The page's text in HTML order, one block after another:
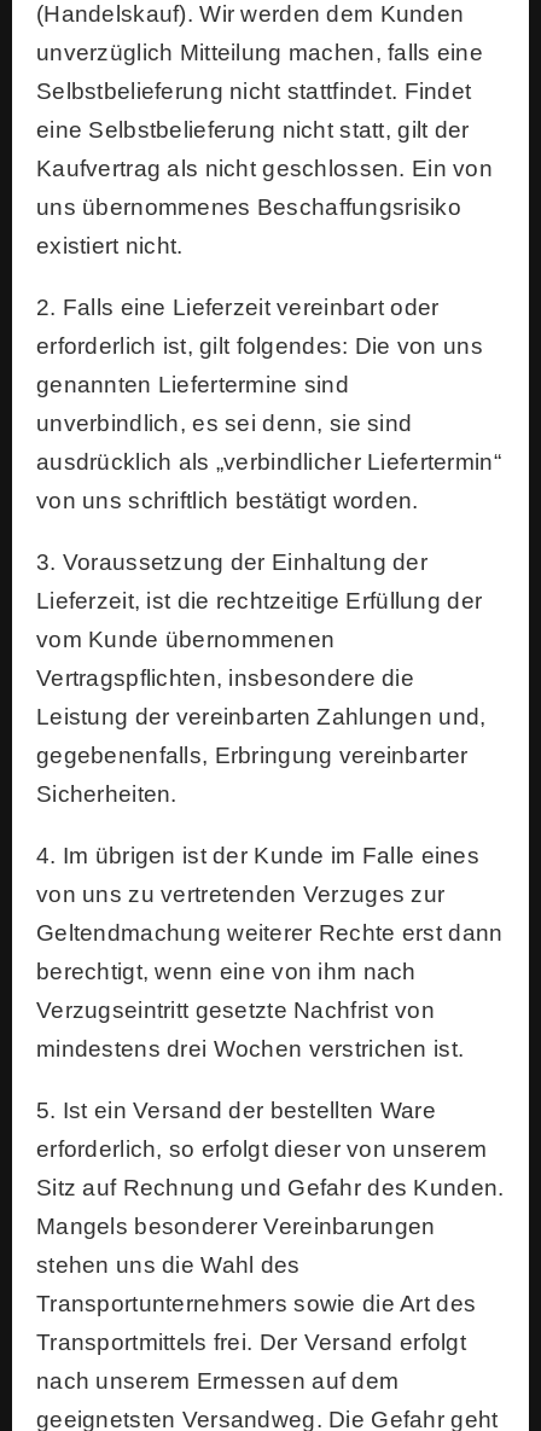
(Handelskauf). Wir werden dem Kunden
unverzüglich Mitteilung machen, falls eine
Selbstbelieferung nicht stattfindet. Findet
eine Selbstbelieferung nicht statt, gilt der
Kaufvertrag als nicht geschlossen. Ein von
uns übernommenes Beschaffungsrisiko
existiert nicht.
2. Falls eine Lieferzeit vereinbart oder
erforderlich ist, gilt folgendes: Die von uns
genannten Liefertermine sind
unverbindlich, es sei denn, sie sind
ausdrücklich als „verbindlicher Liefertermin“
von uns schriftlich bestätigt worden.
3. Voraussetzung der Einhaltung der
Lieferzeit, ist die rechtzeitige Erfüllung der
vom Kunde übernommenen
Vertragspflichten, insbesondere die
Leistung der vereinbarten Zahlungen und,
gegebenenfalls, Erbringung vereinbarter
Sicherheiten.
4. Im übrigen ist der Kunde im Falle eines
von uns zu vertretenden Verzuges zur
Geltendmachung weiterer Rechte erst dann
berechtigt, wenn eine von ihm nach
Verzugseintritt gesetzte Nachfrist von
mindestens drei Wochen verstrichen ist.
5. Ist ein Versand der bestellten Ware
erforderlich, so erfolgt dieser von unserem
Sitz auf Rechnung und Gefahr des Kunden.
Mangels besonderer Vereinbarungen
stehen uns die Wahl des
Transportunternehmers sowie die Art des
Transportmittels frei. Der Versand erfolgt
nach unserem Ermessen auf dem
geeignetsten Versandweg. Die Gefahr geht